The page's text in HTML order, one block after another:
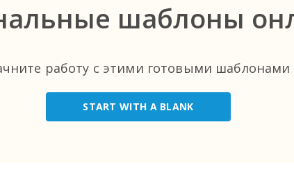
шаблоны
работу с этими готовыми шаблонами
START WITH A BLANK
Электронная Коммерция (1)
Некоммерческие Организации